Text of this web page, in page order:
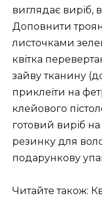
виглядає виріб,
Доповнити
листочками
квітка
зайву тканину
приклеїти на
клейового
готовий виріб
резинку для
подарункову
Читайте також: